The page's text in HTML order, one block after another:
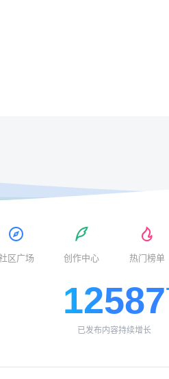
区广场 创作中心 热门榜单
12587
已发布内容持续增长